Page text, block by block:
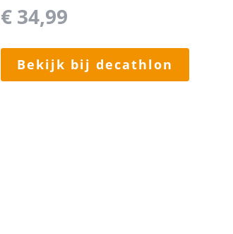
€ 34,99
bekijk bij decathlon